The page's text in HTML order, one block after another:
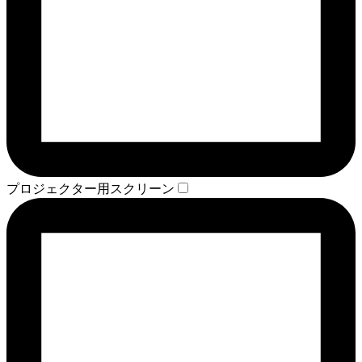
プロジェクター用スクリーン